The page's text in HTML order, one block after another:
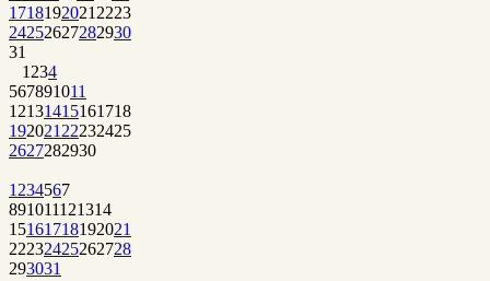
1718192021 2223
24252627282930
31
1 234
567891011
12131415161718
192021 22232425
2627282930
1 234567
891011121314
15161718192021
22232425262728
293031